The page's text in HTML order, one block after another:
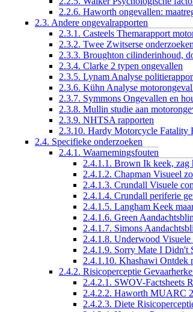
2.2.6. Haworth ongevallen:
2.3. Andere ongevalrapporten
2.3.1. Casteels Themarapport
2.3.2. Twee Zwitserse onderzoeken
2.3.3. Broughton cilinderinhoud,
2.3.4. Clarke 2 typen ongevallen
2.3.5. Lynam Analyse
2.3.6. Kühn Analyse
2.3.7. Symmons Ongevallen en
2.3.8. Mullin studie aan
2.3.9. NHTSA rapporten
2.3.10. Hardy Motorcycle Fatality
2.4. Specifieke onderzoeken
2.4.1. Waarnemingsfouten
2.4.1.1. Brown Ik keek, zag
2.4.1.2. Chapman Visueel
2.4.1.3. Crundall Visuele
2.4.1.4. Crundall periferie
2.4.1.5. Langham Keek
2.4.1.6. Green
2.4.1.7. Simons
2.4.1.8. Underwood Visuele
2.4.1.9. Sorry Mate I Didn't
2.4.1.10. Khashawi Ontdek
2.4.2. Risicoperceptie
2.4.2.1. SWOV-Factsheets
2.4.2.2. Haworth MUARC
2.4.2.3. Diete